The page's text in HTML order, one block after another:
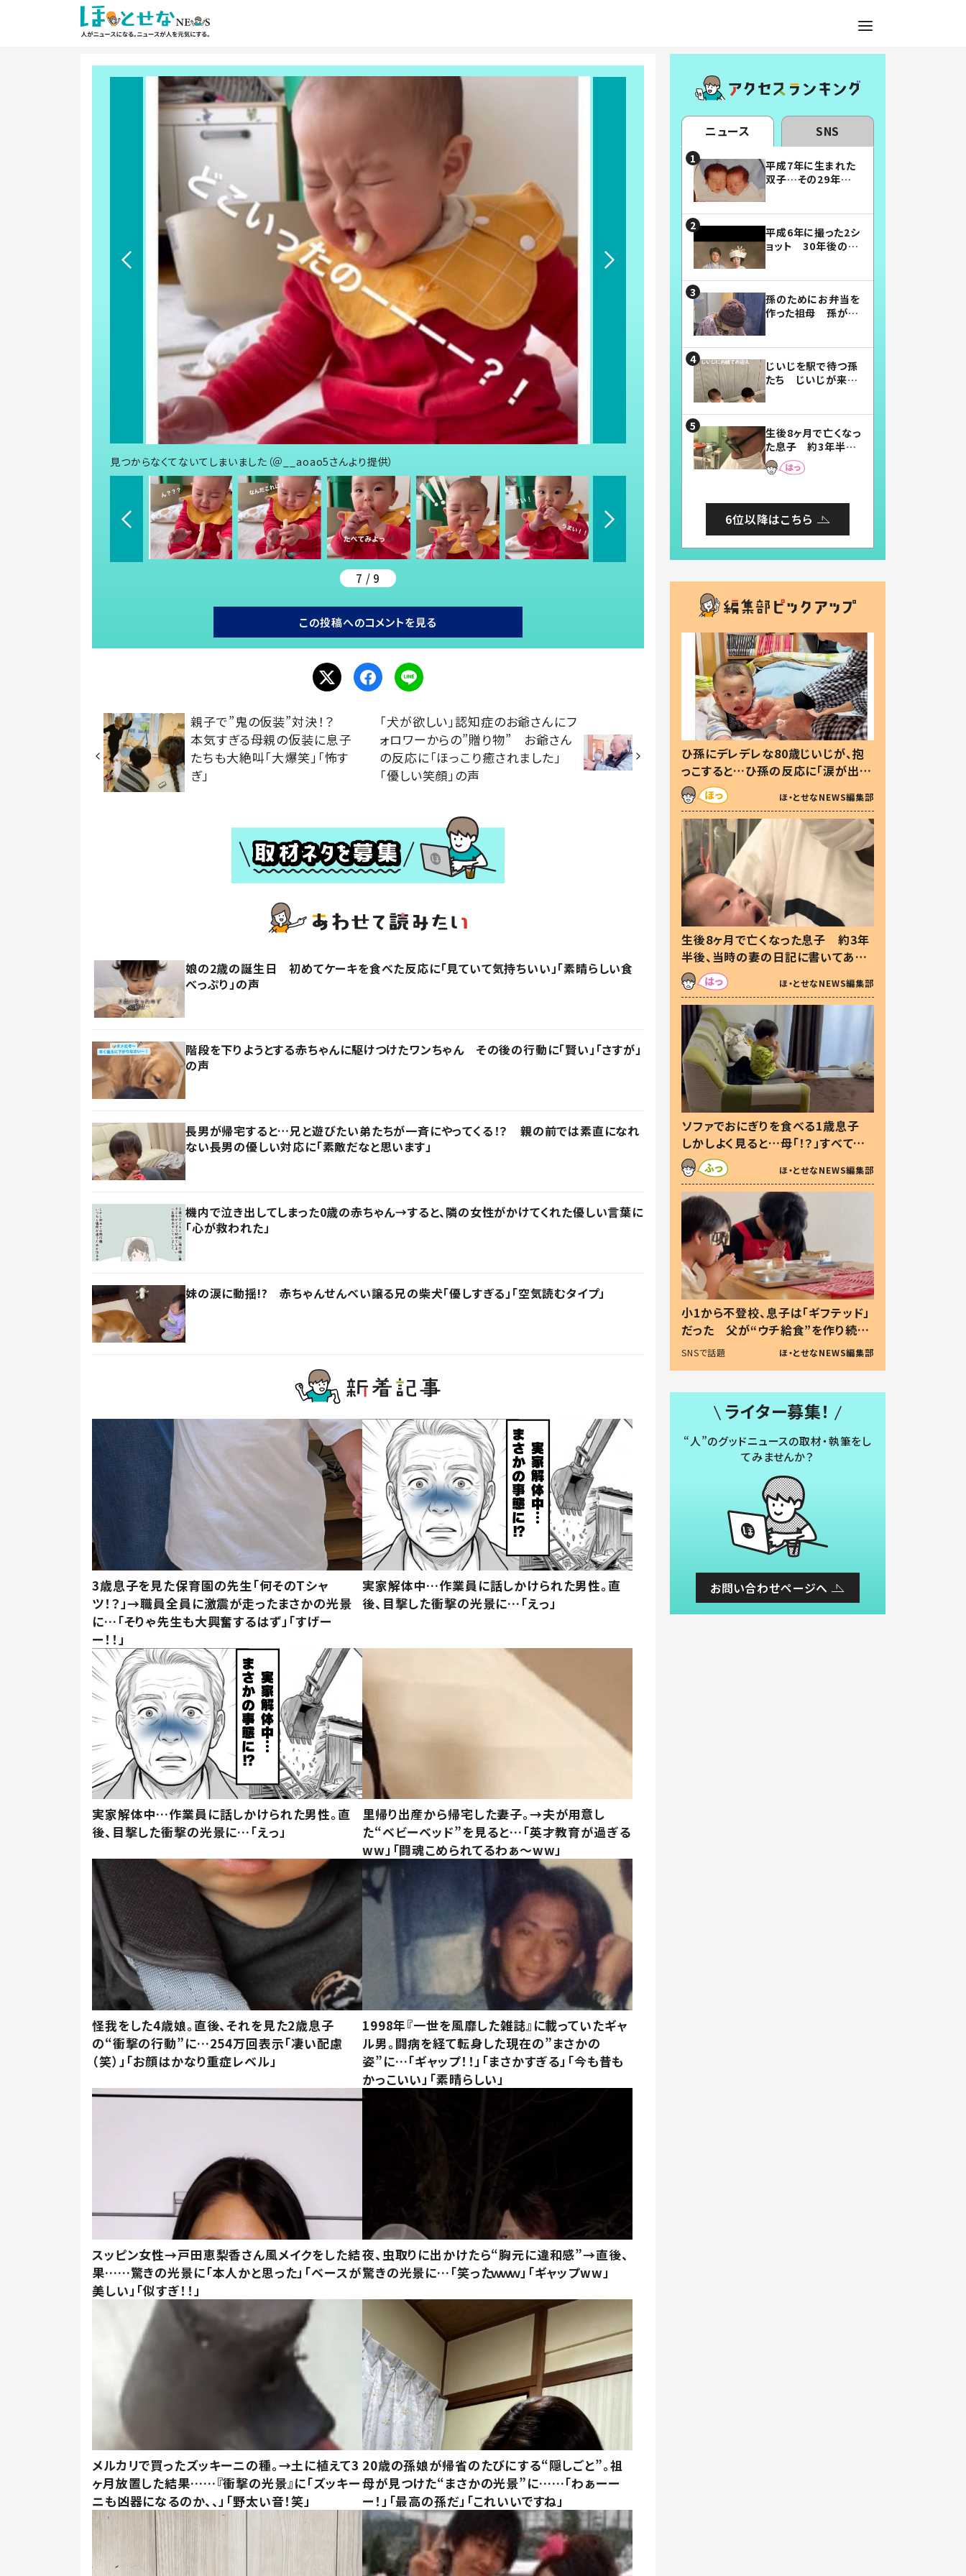
見つからなくてないてしまいました（＠__aoao5さんより提供）
7 / 9
この投稿へのコメントを見る
親子で”鬼の仮装”対決！？
本気すぎる母親の仮装に息子
たちも大絶叫「大爆笑」「怖す
ぎ」
「犬が欲しい」認知症のお爺さんにフ
ォロワーからの”贈り物” お爺さん
の反応に「ほっこり癒されました」
「優しい笑顔」の声
娘の2歳の誕生日 初めてケーキを食べた反応に「見ていて気持ちいい」「素晴らしい食
べっぷり」の声
階段を下りようとする赤ちゃんに駆けつけたワンちゃん その後の行動に「賢い」「さすが」
の声
長男が帰宅すると…兄と遊びたい弟たちが一斉にやってくる！？ 親の前では素直になれ
ない長男の優しい対応に「素敵だなと思います」
機内で泣き出してしまった0歳の赤ちゃん→すると、隣の女性がかけてくれた優しい言葉に
「心が救われた」
妹の涙に動揺!? 赤ちゃんせんべい譲る兄の柴犬「優しすぎる」「空気読むタイプ」
3歳息子を見た保育園の先生「何そのTシャ
ツ！？」→職員全員に激震が走ったまさかの光景
に…「そりゃ先生も大興奮するはず」「すげー
ー！！」
実家解体中…作業員に話しかけられた男性。直
後、目撃した衝撃の光景に…「えっ」
実家解体中…作業員に話しかけられた男性。直
後、目撃した衝撃の光景に…「えっ」
里帰り出産から帰宅した妻子。→夫が用意し
た“ベビーベッド”を見ると…「英才教育が過ぎる
ww」「闘魂こめられてるわぁ～ww」
怪我をした4歳娘。直後、それを見た2歳息子
の“衝撃の行動”に…254万回表示「凄い配慮
（笑）」「お顔はかなり重症レベル」
1998年『一世を風靡した雑誌』に載っていたギャ
ル男。闘病を経て転身した現在の”まさかの
姿”に…「ギャップ！！」「まさかすぎる」「今も昔も
かっこいい」「素晴らしい」
スッピン女性→戸田恵梨香さん風メイクをした結
果……驚きの光景に「本人かと思った」「ベースが
美しい」「似すぎ！！」
夜、虫取りに出かけたら“胸元に違和感”→直後、
驚きの光景に…「笑ったｗｗｗ」「ギャップww」
メルカリで買ったズッキーニの種。→土に植えて3
ヶ月放置した結果……『衝撃の光景』に「ズッキー
ニも凶器になるのか、、」「野太い音！笑」
20歳の孫娘が帰省のたびにする“隠しごと”。祖
母が見つけた“まさかの光景”に……「わぁーー
ー！」「最高の孫だ」「これいいですね」
ニュース SNS
平成7年に生まれた
双子…その29年後
平成6年に撮った2シ
ョット 30年後の姿
孫のためにお弁当を
作った祖母 孫が絶
じいじを駅で待つ孫
たち じいじが来た
まらない」「幸せにな
れる」
生後8ヶ月で亡くなっ
た息子 約3年半
後、当時の妻の日記
に書いてあった本音
6位以降はこちら
ひ孫にデレデレな80歳じいじが、抱
っこすると…ひ孫の反応に「涙が出ま
した」「可愛くて仕方ない」
ほ・とせなNEWS編集部
生後8ヶ月で亡くなった息子 約3年
半後、当時の妻の日記に書いてあっ
た本音とは
ほ・とせなNEWS編集部
ソファでおにぎりを食べる1歳息子
しかしよく見ると…母「！？」すべてを
察した母の投稿に「可愛いから許
す！」「現行犯〜」
ほ・とせなNEWS編集部
小1から不登校、息子は「ギフテッド」
だった 父が“ウチ給食”を作り続け
る理由とは #令和の親 #令和の子
SNSで話題 ほ・とせなNEWS編集部
ライター募集！
“人”のグッドニュースの取材・執筆をし
てみませんか？
お問い合わせページへ